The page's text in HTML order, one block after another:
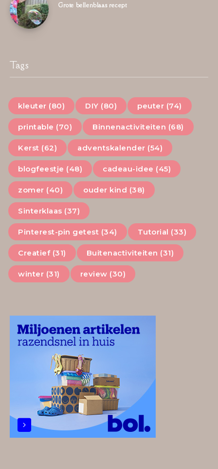
Grote bellenblaas recept
Tags
kleuter (80) DIY (80) peuter (74)
printable (70) Binnenactiviteiten (68)
Kerst (62) adventskalender (54)
blogfeestje (48) cadeau-idee (45)
zomer (40) ouder kind (38)
Sinterklaas (37)
Pinterest-pin getest (34) Tutorial (33)
Creatief (31) Buitenactiviteiten (31)
winter (31) review (30)